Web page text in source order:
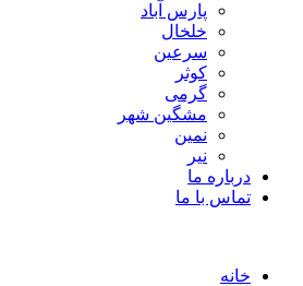
پارس آباد
خلخال
سرعین
کوثر
گرمی
مشگین شهر
نمین
نیر
درباره ما
تماس با ما
خانه